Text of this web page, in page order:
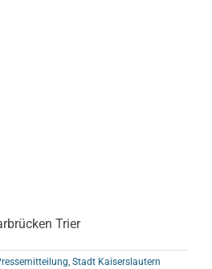
Trier
, Stadt Kaiserslautern